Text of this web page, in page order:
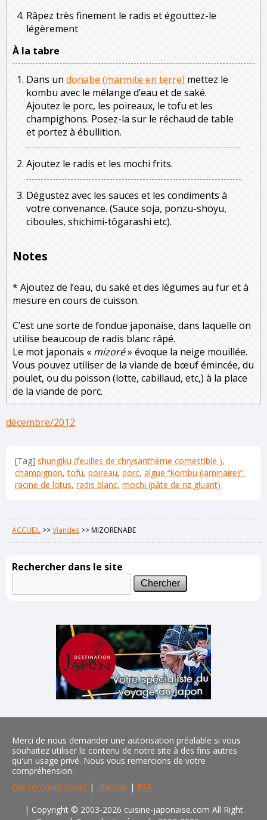
Râpez très finement le radis et égouttez-le
légèrement
À la tabre
Dans un donabe (marmite en terre) mettez le
kombu avec le mélange d’eau et de saké.
Ajoutez le porc, les poireaux, le tofu et les
champighons. Posez-la sur le réchaud de table
et portez à ébullition.
Ajoutez le radis et les mochi frits.
Dégustez avec les sauces et les condiments à
votre convenance. (Sauce soja, ponzu-shoyu,
ciboules, shichimi-tôgarashi etc).
Notes
* Ajoutez de l’eau, du saké et des légumes au fur et à
mesure en cours de cuisson.
C’est une sorte de fondue japonaise, dans laquelle on
utilise beaucoup de radis blanc râpé.
Le mot japonais « mizoré» évoque la neige mouillée.
Vous pouvez utiliser de la viande de bœuf émincée, du
poulet, ou du poisson (lotte, cabillaud, etc,) à la place
de la viande de porc.
décembre/2012
[Tag] shungiku (feuilles de chrysanthème comestible ),
champignon,tofu, poireau, porc, algue “kombu (laminaire)”,
racine de lotus, radis blanc, mochi (pâte de riz gluant)
ACCUEIL >>Viandes >>MIZORENABE
Rechercher dans le site
Merci de nous demander une autorisation préalable si vous
souhaitez utiliser le contenu de notre site à des fins autres
qu'un usage privé. Nous vous remercions de votre
compréhension.
Qui sommes-nous? | sitemap | RSS
| Copyright © 2003-2026 cuisine-japonaise.com All Right